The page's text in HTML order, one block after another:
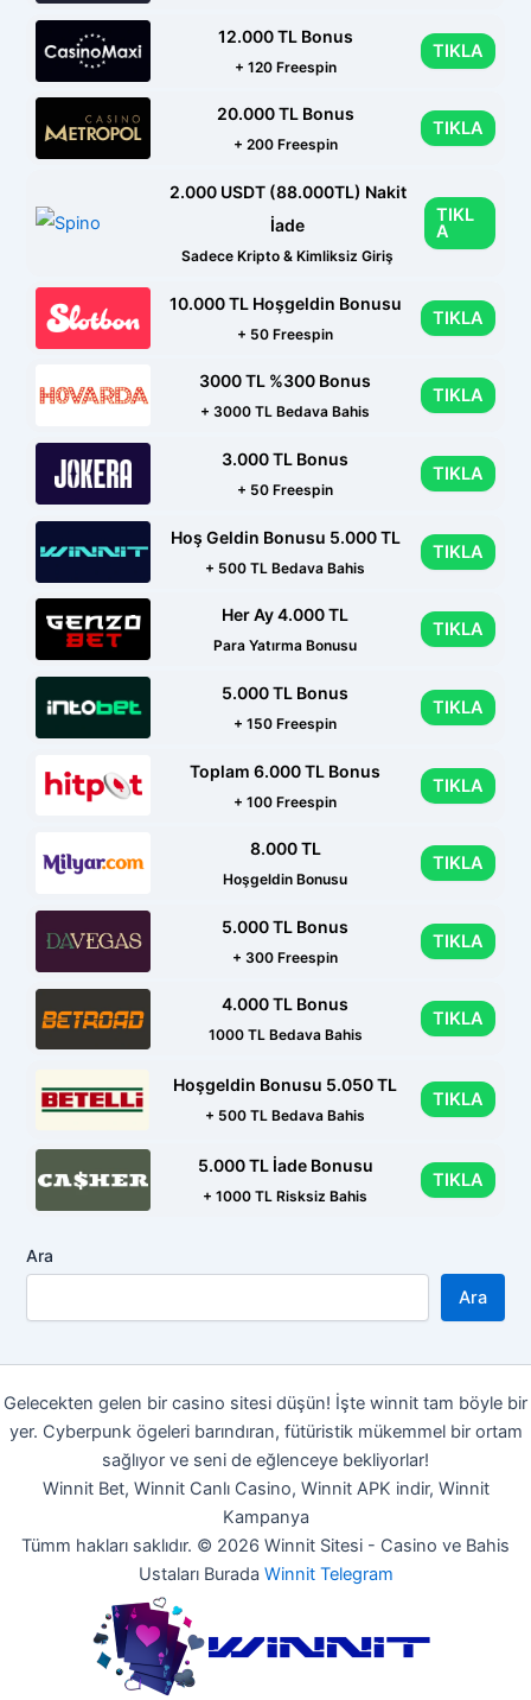
12.000 TL Bonus
+ 120 Freespin
TIKLA
20.000 TL Bonus
+ 200 Freespin
TIKLA
2.000 USDT (88.000TL) Nakit
İade
Sadece Kripto & Kimliksiz Giriş
TIKL
A
10.000 TL Hoşgeldin Bonusu
+ 50 Freespin
TIKLA
3000 TL %300 Bonus
+ 3000 TL Bedava Bahis
TIKLA
3.000 TL Bonus
+ 50 Freespin
TIKLA
Hoş Geldin Bonusu 5.000 TL
+ 500 TL Bedava Bahis
TIKLA
Her Ay 4.000 TL
Para Yatırma Bonusu
TIKLA
5.000 TL Bonus
+ 150 Freespin
TIKLA
Toplam 6.000 TL Bonus
+ 100 Freespin
TIKLA
8.000 TL
Hoşgeldin Bonusu
TIKLA
5.000 TL Bonus
+ 300 Freespin
TIKLA
4.000 TL Bonus
1000 TL Bedava Bahis
TIKLA
Hoşgeldin Bonusu 5.050 TL
+ 500 TL Bedava Bahis
TIKLA
5.000 TL İade Bonusu
+ 1000 TL Risksiz Bahis
TIKLA
Ara
Ara
Gelecekten gelen bir casino sitesi düşün! İşte winnit tam böyle bir
yer. Cyberpunk ögeleri barındıran, fütüristik mükemmel bir ortam
sağlıyor ve seni de eğlenceye bekliyorlar!
Winnit Bet, Winnit Canlı Casino, Winnit APK indir, Winnit
Kampanya
Tümm hakları saklıdır. © 2026 Winnit Sitesi - Casino ve Bahis
Ustaları Burada Winnit Telegram